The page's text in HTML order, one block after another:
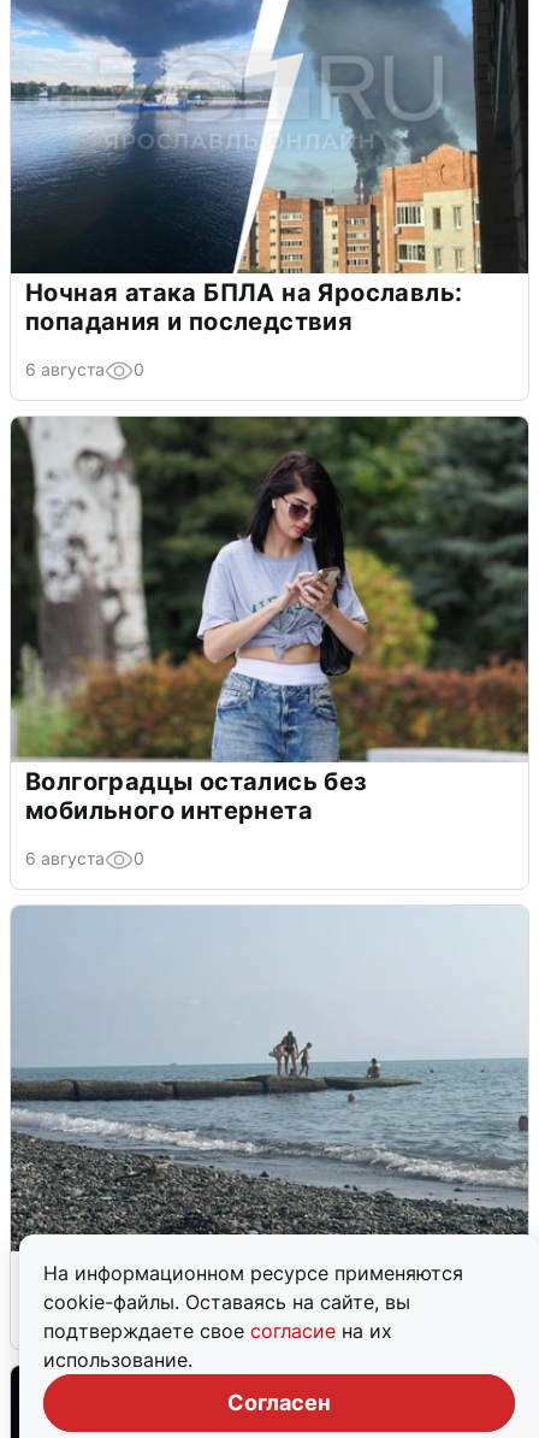
На информационном ресурсе применяются
cookie-файлы. Оставаясь на сайте, вы
подтверждаете свое согласие на их
использование.
Согласен
Ночная атака БПЛА на Ярославль:
попадания и последствия
6 августа 0
Волгоградцы остались без
мобильного интернета
6 августа 0
Сирены в Сочи: новая угроза БПЛА